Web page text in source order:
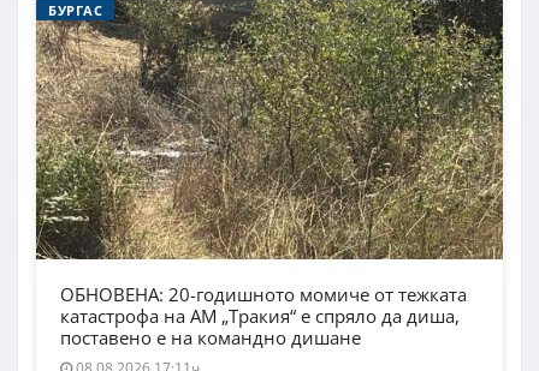
БУРГАС
ОБНОВЕНА: 20-годишното момиче от тежката
катастрофа на АМ „Тракия“ е спряло да диша,
поставено е на командно дишане